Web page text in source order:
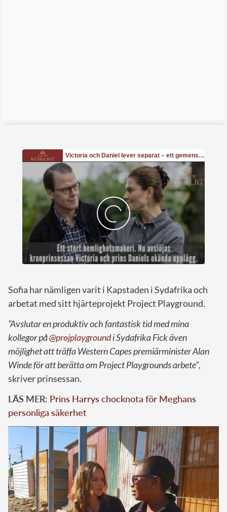
Sofia har nämligen varit i Kapstaden i Sydafrika och
arbetat med sitt hjärteprojekt Project Playground.
”Avslutar en produktiv och fantastisk tid med mina
kollegor på@projplaygroundi Sydafrika Fick även
möjlighet att träffa Western Capes premiärminister Alan
Winde för att berätta om Project Playgrounds arbete”,
skriver prinsessan.
LÄS MER: Prins Harrys chocknota för Meghans
personliga säkerhet